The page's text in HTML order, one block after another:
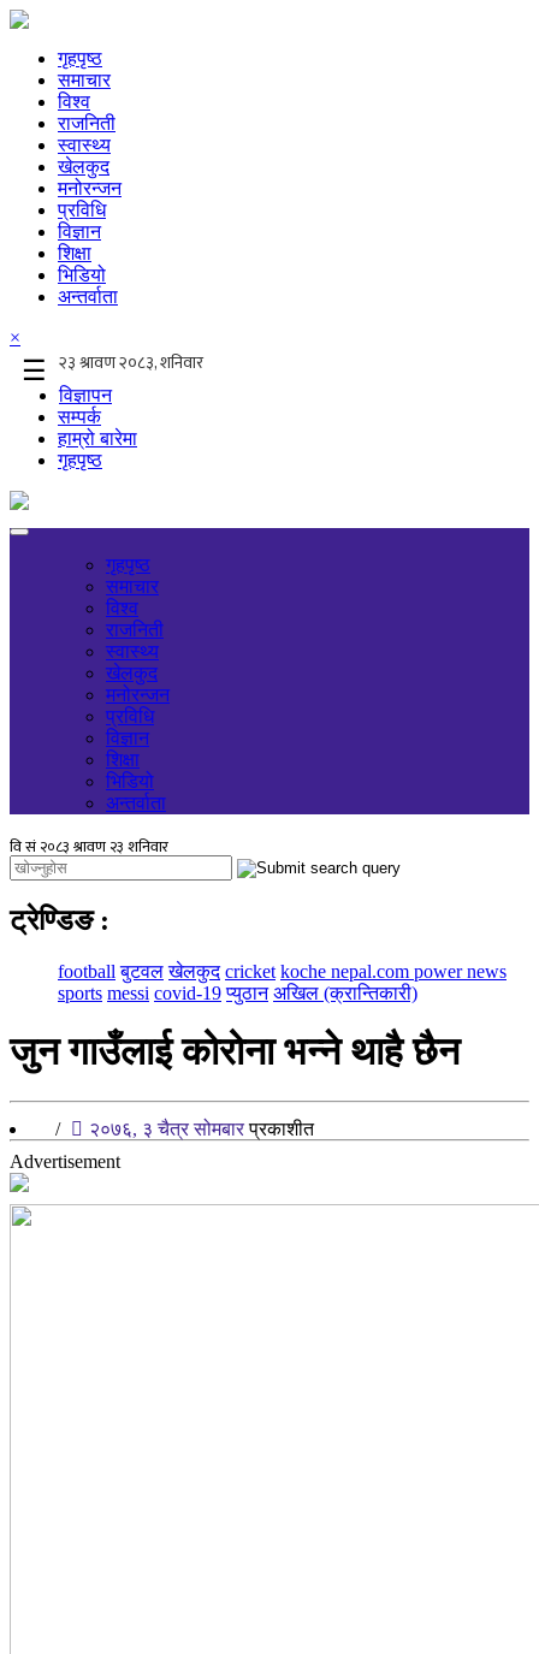
गृहपृष्ठ
समाचार
विश्व
राजनिती
स्वास्थ्य
खेलकुद
मनोरन्जन
प्रविधि
विज्ञान
शिक्षा
भिडियो
अन्तर्वाता
×
☰
विज्ञापन
सम्पर्क
हाम्रो बारेमा
गृहपृष्ठ
गृहपृष्ठ
समाचार
विश्व
राजनिती
स्वास्थ्य
खेलकुद
मनोरन्जन
प्रविधि
विज्ञान
शिक्षा
भिडियो
अन्तर्वाता
ट्रेण्डिङ :
football बुटवल खेलकुद cricket koche nepal.com power news
sports messi covid-19 प्युठान अखिल (क्रान्तिकारी)
जुन गाउँलाई कोरोना भन्ने थाहै छैन
/ २०७६, ३ चैत्र सोमबारप्रकाशीत
Advertisement